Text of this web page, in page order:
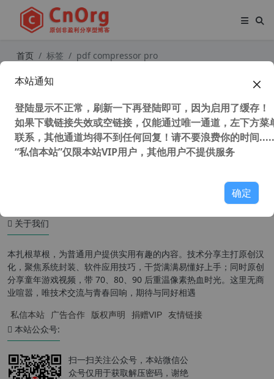
首页 标签 pdf compressor pro
关于我们
本扎根草根，为普通用户提供实用有趣的内容。技术分享主打原创汉
化，聚焦系统封装、软件应用技巧，干货满满易懂好上手；同时原创
分享童年游戏视频，带 70、80、90 后重温像素热血时光。这里无商
业喧嚣，唯技术交流与青春回响，期待与同好相遇
私信本站 广告合作 版权声明 捐赠VIP 友情链接
本站公众号:
扫一扫关注公众号，本站微信公
众号仅用于获取解压密码，谢绝
本站通知
登陆显示不正常，刷新一下再登陆即可，因为启用了缓存！
如果下载链接失效或空链接，仅能通过唯一通道，左下方菜
联系，其他通道均得不到任何回复！请不要浪费你的时间
“私信本站”仅限本站VIP用户，其他用户不提供服务
确定